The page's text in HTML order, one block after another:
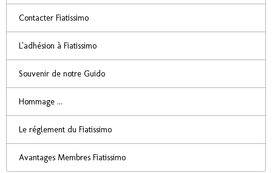
Contacter Fiatissimo
L'adhésion à Fiatissimo
Souvenir de notre Guido
Hommage ...
Le réglement du Fiatissimo
Avantages Membres Fiatissimo